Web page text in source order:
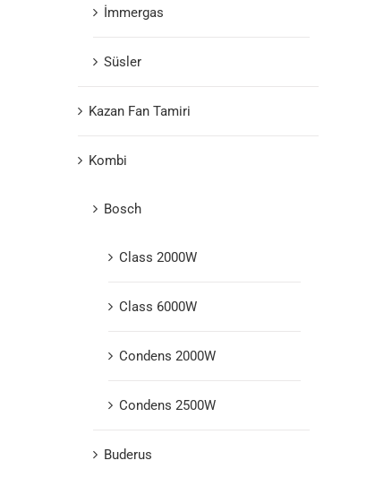
İmmergas
Süsler
Kazan Fan Tamiri
Kombi
Bosch
Class 2000W
Class 6000W
Condens 2000W
Condens 2500W
Buderus